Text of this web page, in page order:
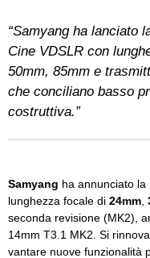
“Samyang ha lanciato
Cine VDSLR con
50mm, 85mm e
che conciliano basso
costruttiva.”
Samyang ha annunciato
lunghezza focale di 24mm
seconda revisione (MK2),
14mm T3.1 MK2. Si
vantare nuove funzionalità